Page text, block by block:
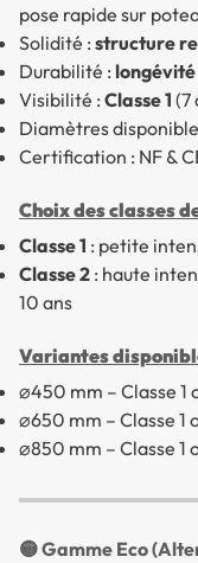
pose rapide sur
Solidité : structure
Durabilité :
Visibilité : Classe 1 (7
Diamètres
Certification : NF &
Choix des classes
Classe 1 : petite
Classe 2 : haute
10 ans
Variantes
⌀450 mm – Classe 1
⌀650 mm – Classe 1
⌀850 mm – Classe 1
🟡 Gamme Eco